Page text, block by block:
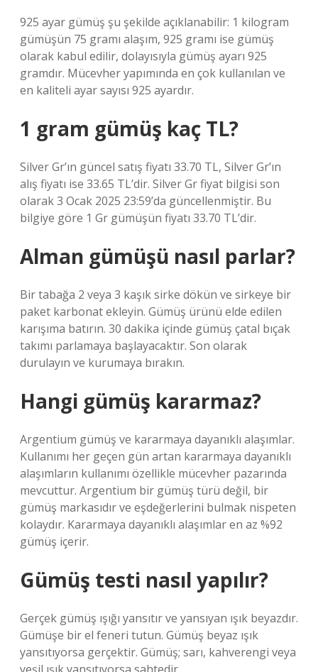
925 ayar gümüş şu şekilde açıklanabilir: 1 kilogram
gümüşün 75 gramı alaşım, 925 gramı ise gümüş
olarak kabul edilir, dolayısıyla gümüş ayarı 925
gramdır. Mücevher yapımında en çok kullanılan ve
en kaliteli ayar sayısı 925 ayardır.
1 gram gümüş kaç TL?
Silver Gr’ın güncel satış fiyatı 33.70 TL, Silver Gr’ın
alış fiyatı ise 33.65 TL’dir. Silver Gr fiyat bilgisi son
olarak 3 Ocak 2025 23:59’da güncellenmiştir. Bu
bilgiye göre 1 Gr gümüşün fiyatı 33.70 TL’dir.
Alman gümüşü nasıl parlar?
Bir tabağa 2 veya 3 kaşık sirke dökün ve sirkeye bir
paket karbonat ekleyin. Gümüş ürünü elde edilen
karışıma batırın. 30 dakika içinde gümüş çatal bıçak
takımı parlamaya başlayacaktır. Son olarak
durulayın ve kurumaya bırakın.
Hangi gümüş kararmaz?
Argentium gümüş ve kararmaya dayanıklı alaşımlar.
Kullanımı her geçen gün artan kararmaya dayanıklı
alaşımların kullanımı özellikle mücevher pazarında
mevcuttur. Argentium bir gümüş türü değil, bir
gümüş markasıdır ve eşdeğerlerini bulmak nispeten
kolaydır. Kararmaya dayanıklı alaşımlar en az %92
gümüş içerir.
Gümüş testi nasıl yapılır?
Gerçek gümüş ışığı yansıtır ve yansıyan ışık beyazdır.
Gümüşe bir el feneri tutun. Gümüş beyaz ışık
yansıtıyorsa gerçektir. Gümüş; sarı, kahverengi veya